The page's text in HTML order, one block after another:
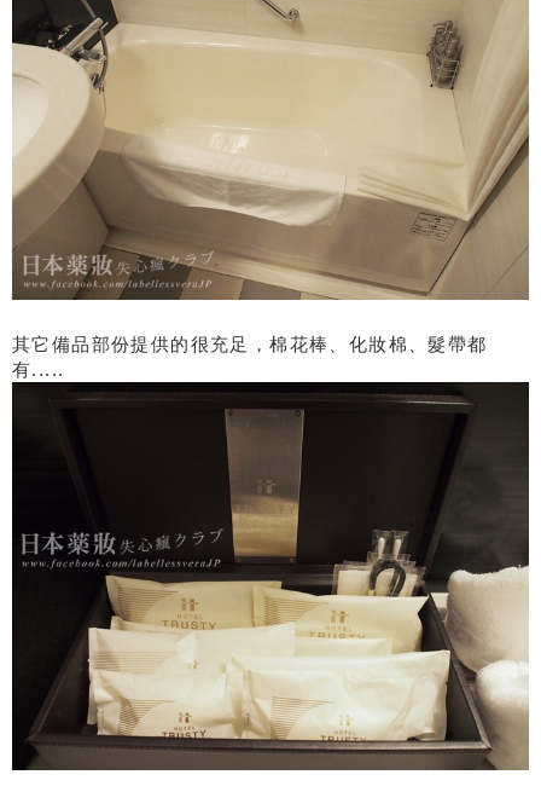
其它備品部份提供的很充足，棉花棒、化妝棉、髮帶都
有.....